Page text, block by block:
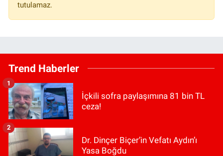
tutulamaz.
Trend Haberler
İçkili sofra paylaşımına 81 bin TL
ceza!
1
Dr. Dinçer Biçer’in Vefatı Aydın’ı
Yasa Boğdu
2